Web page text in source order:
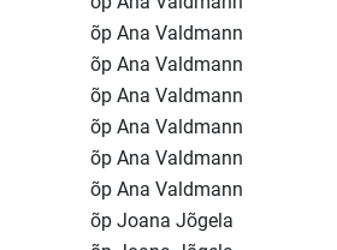
õp Ana Valdmann
õp Ana Valdmann
õp Ana Valdmann
õp Ana Valdmann
õp Ana Valdmann
õp Ana Valdmann
õp Joana Jõgela